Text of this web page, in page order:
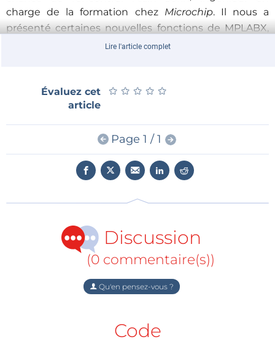
charge de la formation chez Microchip. Il nous a
présenté certaines nouvelles fonctions de MPLABX,
Code Configurator et la structure
Nouvelles, démos et parutions d’Elektor
Abonnez-vous à Elektor.TV sur YouTube !
Lire l'article complet
Évaluez cet
article
★ ★ ★ ★ ★
★ ★ ★ ★ ★
Page 1 / 1
Discussion
(0 commentaire(s))
Qu'en pensez-vous ?
Code